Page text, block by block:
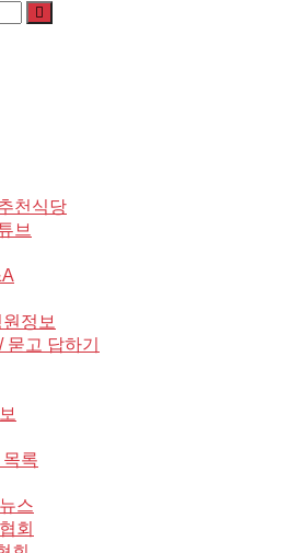
천식당
브
정보
고 답하기
록
스
회